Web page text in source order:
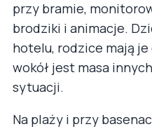
przy bramie,
brodziki i animacje.
hotelu, rodzice mają je
wokół jest masa
sytuacji.
Na plaży i przy